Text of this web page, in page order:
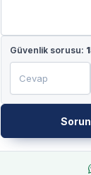
Güvenlik sorusu: